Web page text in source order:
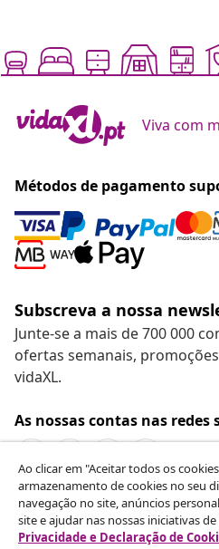
Viva com
Métodos de pagamento
Subscreva a nossa
Junte-se a mais de 700 000
ofertas semanais,
vidaXL.
As nossas contas nas redes
Rescindir o contrato
Envie um pedido de rescisão
Ao clicar em "Aceitar todos os
armazenamento de cookies no seu
navegação no site, anúncios
site e ajudar nas nossas iniciativas
Privacidade e Declaração de